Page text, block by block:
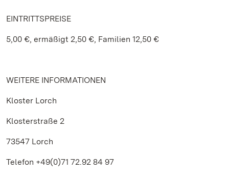
EINTRITTSPREISE
5,00 €, ermäßigt 2,50 €, Familien 12,50 €
WEITERE INFORMATIONEN
Kloster Lorch
Klosterstraße 2
73547 Lorch
Telefon +49(0)71 72.92 84 97